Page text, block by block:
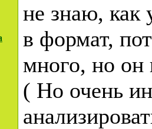
не знаю, как
в формат,
много, но он
( Но очень